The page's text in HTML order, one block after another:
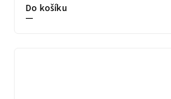
Do košíku